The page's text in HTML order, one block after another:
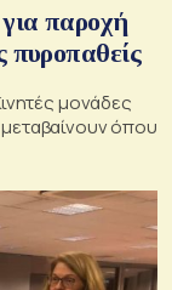
παροχή
πυροπαθείς
μονάδες
όπου